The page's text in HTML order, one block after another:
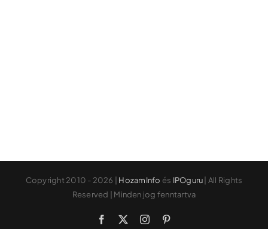
Copyright 2010 - 2026 | HozamInfo és IPOguru| All Rights
Reserved | Minden jog fenntartva
Facebook Instagram